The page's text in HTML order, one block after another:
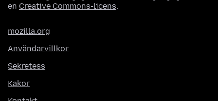
en Creative Commons-licens.
mozilla.org
Användarvillkor
Sekretess
Kakor